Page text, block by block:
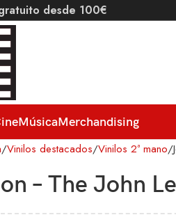
desde 100€
MúsicaMerchandising
Vinilos destacados Vinilos 2ª mano
– The John